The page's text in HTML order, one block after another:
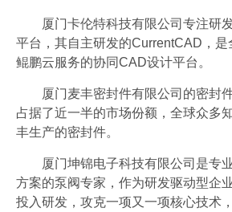
厦门卡伦特科技有限公司专注研
平台，其自主研发的CurrentCAD，
鲲鹏云服务的协同CAD设计平台。
厦门麦丰密封件有限公司的密封
占据了近一半的市场份额，全球众多
丰生产的密封件。
厦门坤锦电子科技有限公司是专
方案的泵阀专家，作为研发驱动型企
投入研发，攻克一项又一项核心技术